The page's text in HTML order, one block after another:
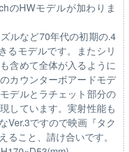
のHWモデルが加わりま
ルなど70年代の初期の.4
るモデルです。またシリ
含めて全体が入るように
カウンターボアードモデ
デルとラチェット部分の
しています。実射性能も
Ver.3ですので映画『タク
ること、請け合いです。